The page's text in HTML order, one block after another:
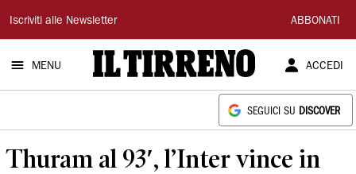
Il
Tirreno
Iscriviti alle Newsletter ABBONATI
MENU ACCEDI
SEGUICI SU DISCOVER
Thuram al 93′, l’Inter vince in